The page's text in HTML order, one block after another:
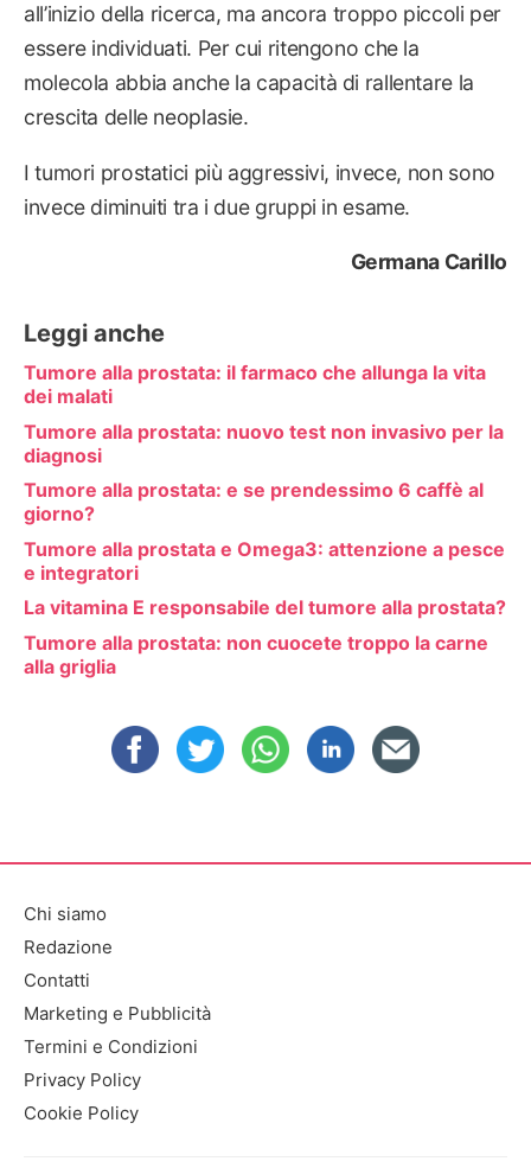
all’inizio della ricerca, ma ancora troppo piccoli per
essere individuati. Per cui ritengono che la
molecola abbia anche la capacità di rallentare la
crescita delle neoplasie.
I tumori prostatici più aggressivi, invece, non sono
invece diminuiti tra i due gruppi in esame.
Germana Carillo
Leggi anche
Tumore alla prostata: il farmaco che allunga la vita
dei malati
Tumore alla prostata: nuovo test non invasivo per la
diagnosi
Tumore alla prostata: e se prendessimo 6 caffè al
giorno?
Tumore alla prostata e Omega3: attenzione a pesce
e integratori
La vitamina E responsabile del tumore alla prostata?
Tumore alla prostata: non cuocete troppo la carne
alla griglia
Chi siamo
Redazione
Contatti
Marketing e Pubblicità
Termini e Condizioni
Privacy Policy
Cookie Policy